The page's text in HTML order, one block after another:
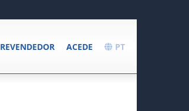
PT
ACEDE
REVENDEDOR